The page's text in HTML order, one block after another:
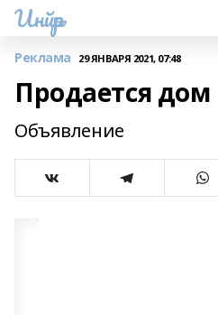
Инйәр
Реклама 29 ЯНВАРЯ 2021, 07:48
Продается дом
Объявление